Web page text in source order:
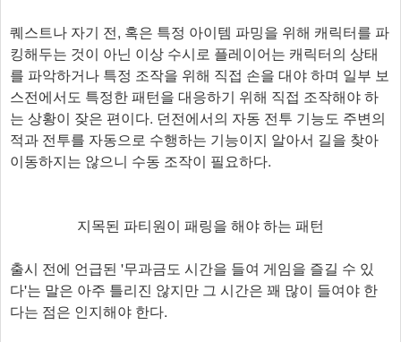
퀘스트나 자기 전, 혹은 특정 아이템 파밍을 위해 캐릭터를 파
킹해두는 것이 아닌 이상 수시로 플레이어는 캐릭터의 상태
를 파악하거나 특정 조작을 위해 직접 손을 대야 하며 일부 보
스전에서도 특정한 패턴을 대응하기 위해 직접 조작해야 하
는 상황이 잦은 편이다. 던전에서의 자동 전투 기능도 주변의
적과 전투를 자동으로 수행하는 기능이지 알아서 길을 찾아
이동하지는 않으니 수동 조작이 필요하다.
지목된 파티원이 패링을 해야 하는 패턴
출시 전에 언급된 '무과금도 시간을 들여 게임을 즐길 수 있
다'는 말은 아주 틀리진 않지만 그 시간은 꽤 많이 들여야 한
다는 점은 인지해야 한다.